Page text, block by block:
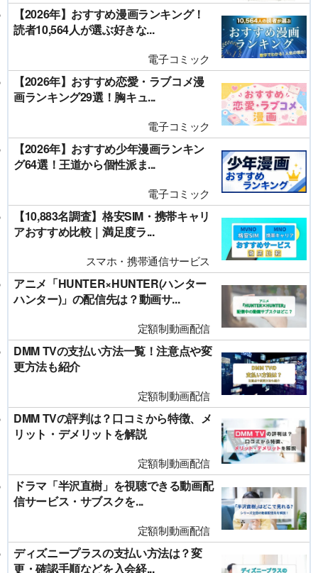
【2026年】おすすめ漫画ランキング！
読者10,564人が選ぶ好きな...
電子コミック
【2026年】おすすめ恋愛・ラブコメ漫
画ランキング29選！胸キュ...
電子コミック
【2026年】おすすめ少年漫画ランキン
グ64選！王道から個性派ま...
電子コミック
【10,883名調査】格安SIM・携帯キャリ
アおすすめ比較｜満足度ラ...
スマホ・携帯通信サービス
アニメ「HUNTER×HUNTER(ハンター
ハンター)」の配信先は？動画サ...
定額制動画配信
DMM TVの支払い方法一覧！注意点や変
更方法も紹介
定額制動画配信
DMM TVの評判は？口コミから特徴、メ
リット・デメリットを解説
定額制動画配信
ドラマ「半沢直樹」を視聴できる動画配
信サービス・サブスクを...
定額制動画配信
ディズニープラスの支払い方法は？変
更・確認手順などを入会経...